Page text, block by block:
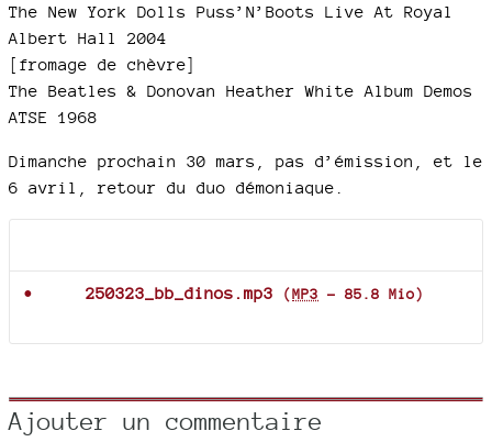
The New York Dolls Puss’N’Boots Live At Royal
Albert Hall 2004
[fromage de chèvre]
The Beatles & Donovan Heather White Album Demos
ATSE 1968
Dimanche prochain 30 mars, pas d’émission, et le
6 avril, retour du duo démoniaque.
250323_bb_dinos.mp3 (MP3 - 85.8 Mio)
Ajouter un commentaire